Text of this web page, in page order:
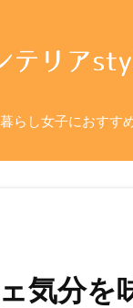
らし女子におすす
気分を